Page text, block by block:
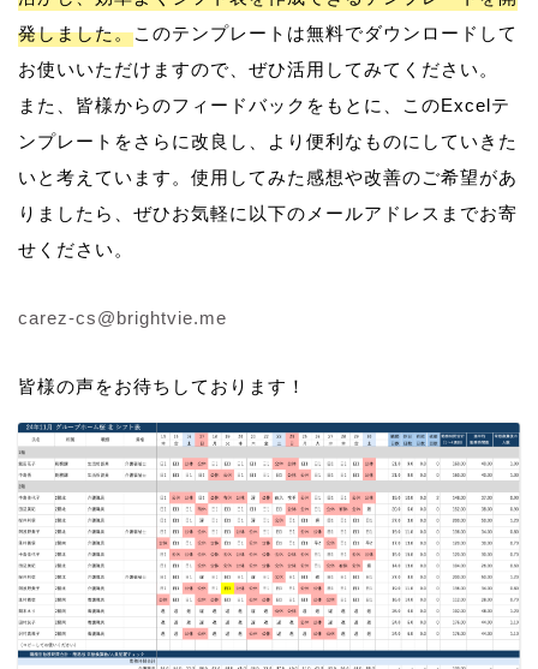
発しました。このテンプレートは無料でダウンロードして
お使いいただけますので、ぜひ活用してみてください。
また、皆様からのフィードバックをもとに、このExcelテ
ンプレートをさらに改良し、より便利なものにしていきた
いと考えています。使用してみた感想や改善のご希望があ
りましたら、ぜひお気軽に以下のメールアドレスまでお寄
せください。
carez-cs@brightvie.me
皆様の声をお待ちしております！